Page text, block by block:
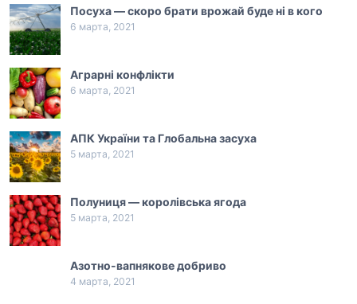
Посуха — скоро брати врожай буде ні в кого
6 марта, 2021
Аграрні конфлікти
6 марта, 2021
АПК України та Глобальна засуха
5 марта, 2021
Полуниця — королівська ягода
5 марта, 2021
Азотно-вапнякове добриво
4 марта, 2021